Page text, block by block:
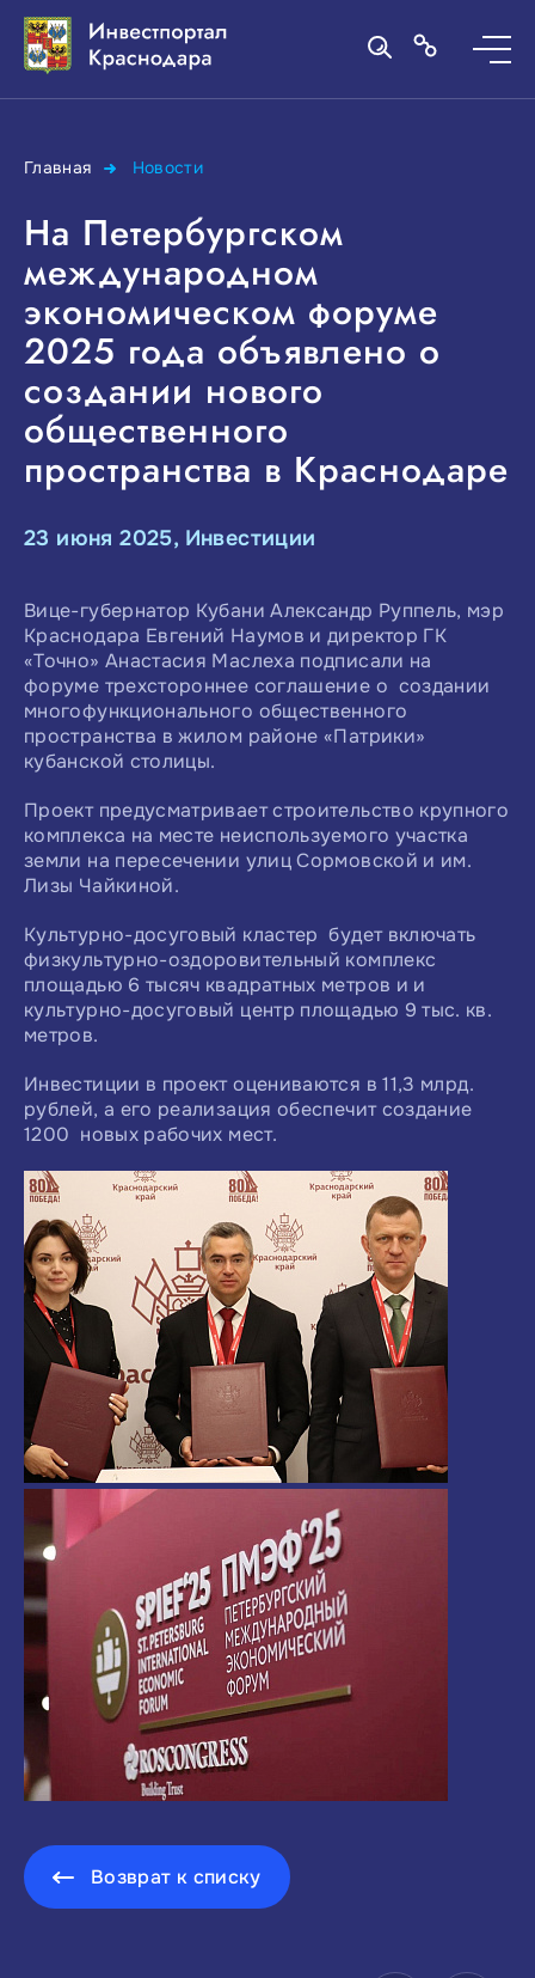
Главная Новости
На Петербургском
международном
экономическом форуме
2025 года объявлено о
создании нового
общественного
пространства в Краснодаре
23 июня 2025, Инвестиции
Вице-губернатор Кубани Александр Руппель, мэр
Краснодара Евгений Наумов и директор ГК
«Точно» Анастасия Маслеха подписали на
форуме трехстороннее соглашение о создании
многофункционального общественного
пространства в жилом районе «Патрики»
кубанской столицы.
Проект предусматривает строительство крупного
комплекса на месте неиспользуемого участка
земли на пересечении улиц Сормовской и им.
Лизы Чайкиной.
Культурно-досуговый кластер будет включать
физкультурно-оздоровительный комплекс
площадью 6 тысяч квадратных метров и и
культурно-досуговый центр площадью 9 тыс. кв.
метров.
Инвестиции в проект оцениваются в 11,3 млрд.
рублей, а его реализация обеспечит создание
1200 новых рабочих мест.
Возврат к списку